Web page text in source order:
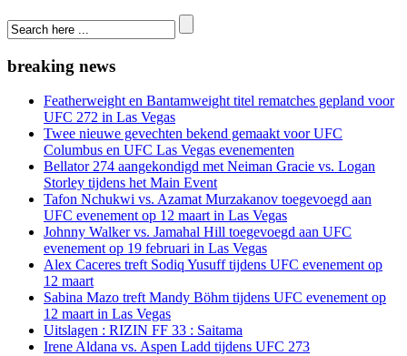
breaking news
Featherweight en Bantamweight titel rematches gepland voor
UFC 272 in Las Vegas
Twee nieuwe gevechten bekend gemaakt voor UFC
Columbus en UFC Las Vegas evenementen
Bellator 274 aangekondigd met Neiman Gracie vs. Logan
Storley tijdens het Main Event
Tafon Nchukwi vs. Azamat Murzakanov toegevoegd aan
UFC evenement op 12 maart in Las Vegas
Johnny Walker vs. Jamahal Hill toegevoegd aan UFC
evenement op 19 februari in Las Vegas
Alex Caceres treft Sodiq Yusuff tijdens UFC evenement op
12 maart
Sabina Mazo treft Mandy Böhm tijdens UFC evenement op
12 maart in Las Vegas
Uitslagen : RIZIN FF 33 : Saitama
Irene Aldana vs. Aspen Ladd tijdens UFC 273